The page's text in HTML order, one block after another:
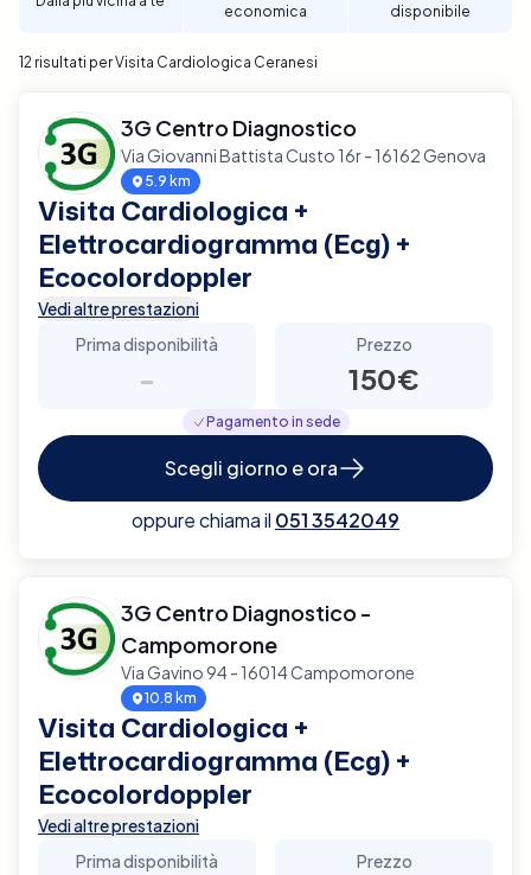
per garantire un supporto diagnostico completo e
economica
disponibile
12 risultati per Visita Cardiologica Ceranesi
3G Centro Diagnostico
Via Giovanni Battista Custo 16r - 16162 Genova
5.9 km
Visita Cardiologica +
Elettrocardiogramma (Ecg) +
Ecocolordoppler
Vedi altre prestazioni
Prima disponibilità
-
Prezzo
150€
Pagamento in sede
Scegli giorno e ora
oppure chiama il 051 3542049
3G Centro Diagnostico -
Campomorone
Via Gavino 94 - 16014 Campomorone
10.8 km
Visita Cardiologica +
Elettrocardiogramma (Ecg) +
Ecocolordoppler
Vedi altre prestazioni
Prima disponibilità
Prezzo